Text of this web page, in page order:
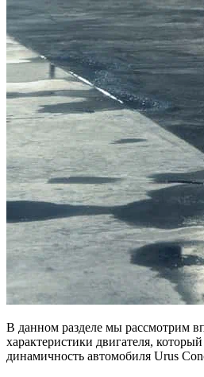
В данном разделе мы рассмотрим
характеристики двигателя,
динамичность автомобиля Urus